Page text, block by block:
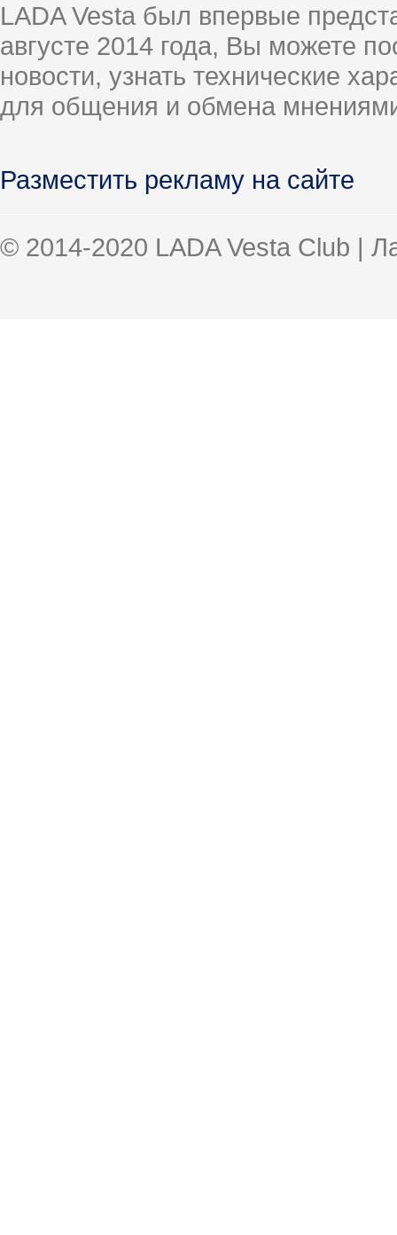
LADA Vesta был впервые
августе 2014 года, Вы можете
новости, узнать технические
для общения и обмена
Разместить рекламу на сайте
© 2014-2020 LADA Vesta Club |